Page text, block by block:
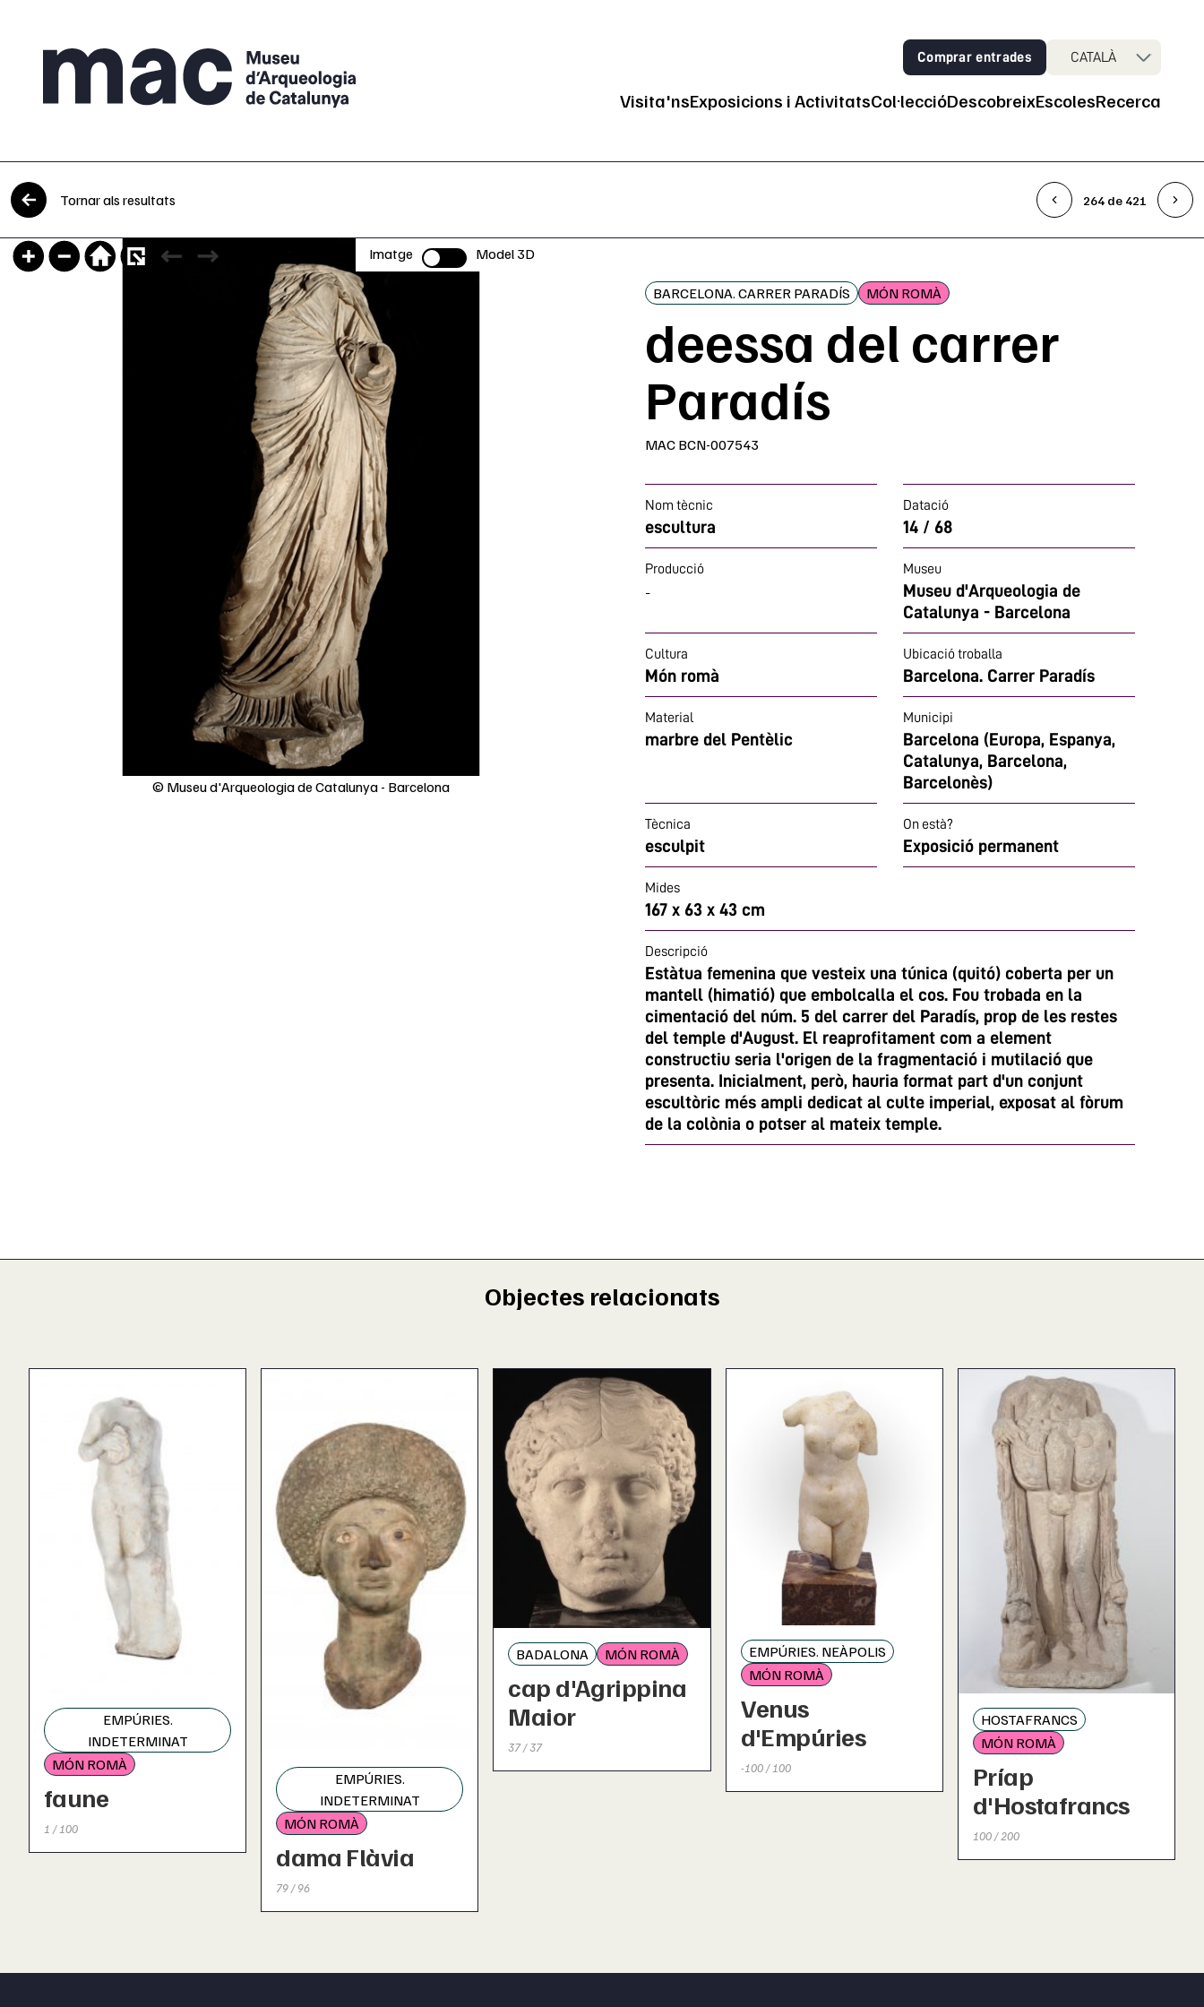
Vés al contingut Comprar entrades CATALÀ
Navegació principal
Visita'nsExposicions i ActivitatsCol·leccióDescobreixEscolesRecerca
Tornar als resultats 264 de 421
Imatge Selector Model 3D
© Museu d'Arqueologia de Catalunya - Barcelona
BARCELONA. CARRER PARADÍS MÓN ROMÀ
deessa del carrer
Paradís
MAC BCN-007543
Nom tècnic
escultura
Datació
14 / 68
Producció
-
Museu
Museu d'Arqueologia de
Catalunya - Barcelona
Cultura
Món romà
Ubicació troballa
Barcelona. Carrer Paradís
Material
marbre del Pentèlic
Municipi
Barcelona (Europa, Espanya,
Catalunya, Barcelona,
Barcelonès)
Tècnica
esculpit
On està?
Exposició permanent
Mides
167 x 63 x 43 cm
Descripció
Estàtua femenina que vesteix una túnica (quitó) coberta per un
mantell (himatió) que embolcalla el cos. Fou trobada en la
cimentació del núm. 5 del carrer del Paradís, prop de les restes
del temple d'August. El reaprofitament com a element
constructiu seria l'origen de la fragmentació i mutilació que
presenta. Inicialment, però, hauria format part d'un conjunt
escultòric més ampli dedicat al culte imperial, exposat al fòrum
de la colònia o potser al mateix temple.
Objectes relacionats
EMPÚRIES.
INDETERMINAT
MÓN ROMÀ
faune
1 / 100
EMPÚRIES.
INDETERMINAT
MÓN ROMÀ
dama Flàvia
79 / 96
BADALONA MÓN ROMÀ
cap d'Agrippina
Maior
37 / 37
EMPÚRIES. NEÀPOLIS
MÓN ROMÀ
Venus
d'Empúries
-100 / 100
HOSTAFRANCS
MÓN ROMÀ
Príap
d'Hostafrancs
100 / 200